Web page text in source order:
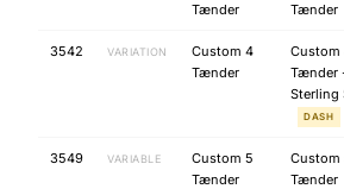
Tænder
Tænder
3542 VARIATION
Custom 4
Tænder
Custom
Tænder
Sterling
DASH
3549 VARIABLE
Custom 5
Tænder
Custom
Tænder